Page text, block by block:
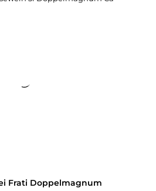
Frati Doppelmagnum